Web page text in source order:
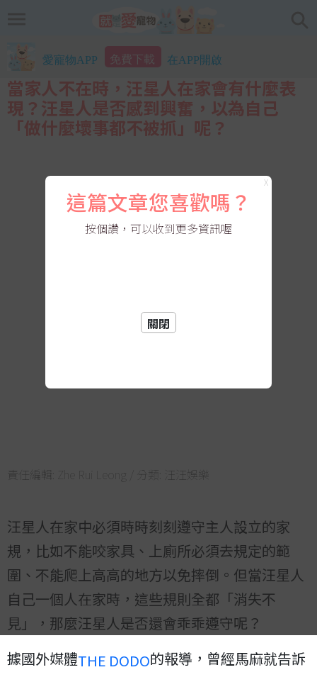
愛寵物APP 免費下載 在APP開啟
當家人不在時，汪星人在家會有什麼表
現？汪星人是否感到興奮，以為自己
「做什麼壞事都不被抓」呢？
責任編輯: Zhe Rui Leong / 分類: 汪汪娛樂
汪星人在家中必須時時刻刻遵守主人設立的家
規，比如不能咬家具、上廁所必須去規定的範
圍、不能爬上高高的地方以免摔倒。但當汪星人
自己一個人在家時，這些規則全都「消失不
見」，那麼汪星人是否還會乖乖遵守呢？
據國外媒體THE DODO的報導，曾經馬麻就告訴
X
這篇文章您喜歡嗎？
按個讚，可以收到更多資訊喔
關閉